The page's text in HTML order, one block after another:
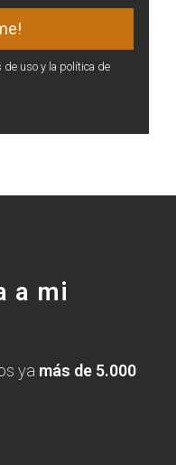
de uso y la política de
a mi
ya más de 5.000